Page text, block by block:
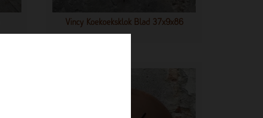
Vincy Koekoeksklok Blad 37x9x86